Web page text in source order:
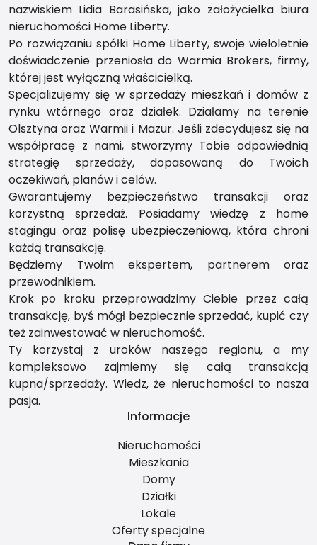
nazwiskiem Lidia Barasińska, jako założycielka biura
nieruchomości Home Liberty.
Po rozwiązaniu spółki Home Liberty, swoje wieloletnie
doświadczenie przeniosła do Warmia Brokers, firmy,
której jest wyłączną właścicielką.
Specjalizujemy się w sprzedaży mieszkań i domów z
rynku wtórnego oraz działek. Działamy na terenie
Olsztyna oraz Warmii i Mazur. Jeśli zdecydujesz się na
współpracę z nami, stworzymy Tobie odpowiednią
strategię sprzedaży, dopasowaną do Twoich
oczekiwań, planów i celów.
Gwarantujemy bezpieczeństwo transakcji oraz
korzystną sprzedaż. Posiadamy wiedzę z home
stagingu oraz polisę ubezpieczeniową, która chroni
każdą transakcję.
Będziemy Twoim ekspertem, partnerem oraz
przewodnikiem.
Krok po kroku przeprowadzimy Ciebie przez całą
transakcję, byś mógł bezpiecznie sprzedać, kupić czy
też zainwestować w nieruchomość.
Ty korzystaj z uroków naszego regionu, a my
kompleksowo zajmiemy się całą transakcją
kupna/sprzedaży. Wiedz, że nieruchomości to nasza
pasja.
Informacje
Nieruchomości
Mieszkania
Domy
Działki
Lokale
Oferty specjalne